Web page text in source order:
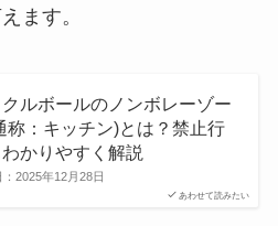
ます。
あわせて読みたい
クルボールのノンボレーゾー
称：キッチン)とは？禁止行
かりやすく解説
2025年12月28日